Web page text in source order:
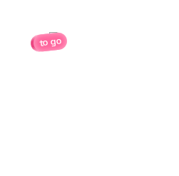
to go